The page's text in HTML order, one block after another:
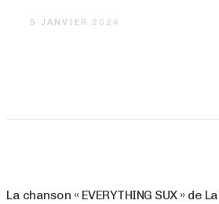
5 JANVIER 2024
La chanson « EVERYTHING SUX » de